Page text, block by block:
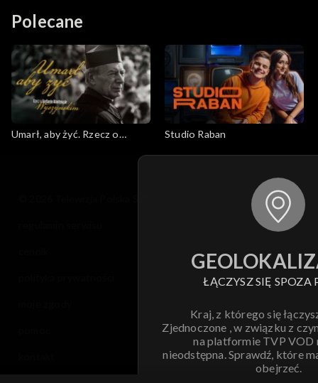
Polecane
Umarł, aby żyć. Rzecz o
Studio Raban
ŁĄCZYSZ SIĘ SPOZA
Kraj, z którego się
Zjednoczone , w związku z
na platformie TVP VOD
nieodstępna. Sprawdź, które
obejrzeć.